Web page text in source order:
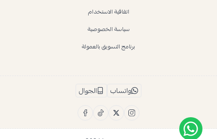
اتفاقية الاستخدام
سياسة الخصوصية
برنامج التسويق بالعمولة
واتساب الجوال